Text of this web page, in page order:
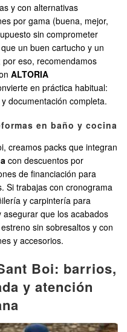
y con alternativas
por gama (buena, mejor,
sin comprometer
un buen cartucho y un
eso, recomendamos
ALTORIA
en práctica habitual:
documentación completa.
en baño y cocina
creamos packs que integran
con descuentos por
de financiación para
Si trabajas con cronograma
y carpintería para
que los acabados
sin sobresaltos y con
y accesorios.
Boi: barrios,
y atención